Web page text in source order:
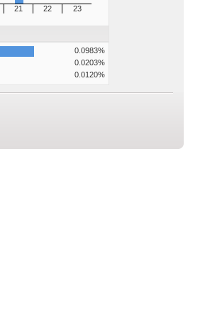
21 22
23
0.0983%
0.0203%
0.0120%